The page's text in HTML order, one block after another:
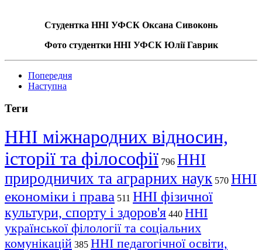
Студентка ННІ УФСК Оксана Сивоконь
Фото студентки ННІ УФСК Юлії Гаврик
Попередня
Наступна
Теги
ННІ міжнародних відносин,
історії та філософії 796 ННІ
природничих та аграрних наук 570 ННІ
економіки і права 511 ННІ фізичної
культури, спорту і здоров'я 440 ННІ
української філології та соціальних
комунікацій 385 ННІ педагогічної освіти,